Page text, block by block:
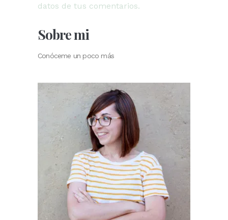
datos de tus comentarios.
Sobre mi
Conóceme un poco más